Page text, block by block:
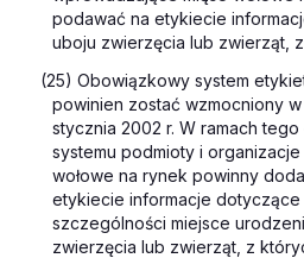
podawać na etykiecie
uboju zwierzęcia lub zwierząt,
(25) Obowiązkowy system
powinien zostać wzmocniony
stycznia 2002 r. W ramach
systemu podmioty i
wołowe na rynek powinny
etykiecie informacje
szczególności miejsce
zwierzęcia lub zwierząt, z